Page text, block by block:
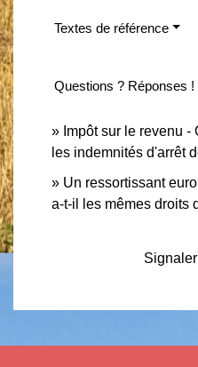
Textes de référence
Questions ? Réponses !
Impôt sur le revenu
les indemnités d'arrêt
Un ressortissant
a-t-il les mêmes droits